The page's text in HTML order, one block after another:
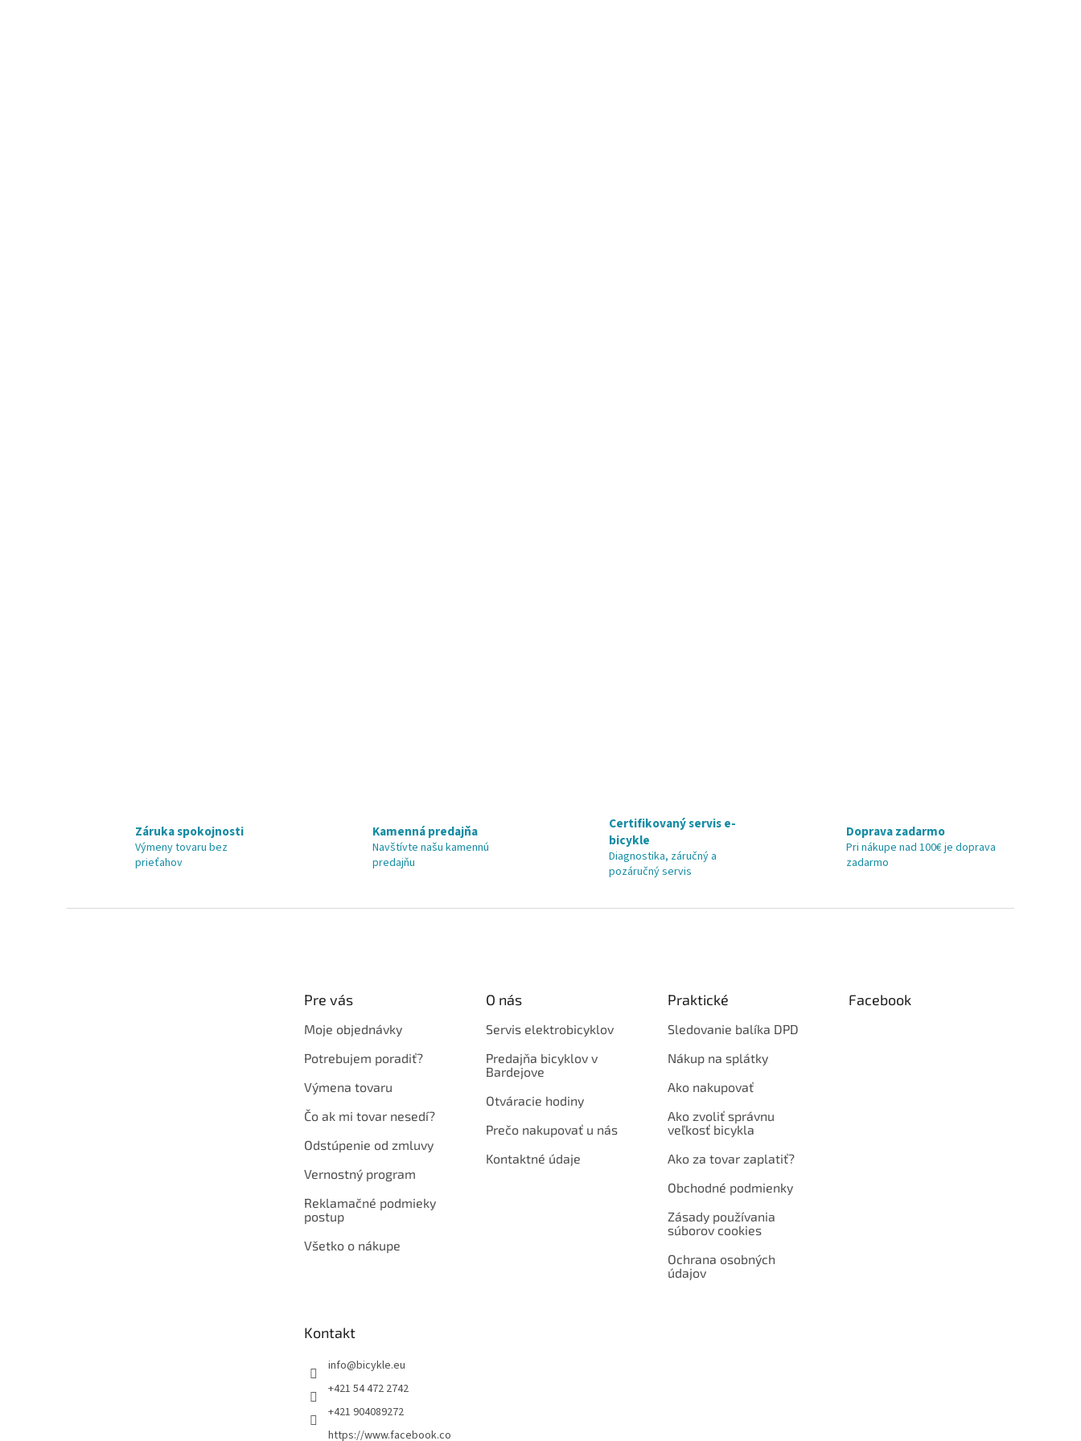
Záruka spokojnosti
Výmeny tovaru bez
prieťahov
Kamenná predajňa
Navštívte našu kamennú
predajňu
Certifikovaný servis e-
bicykle
Diagnostika, záručný a
pozáručný servis
Doprava zadarmo
Pri nákupe nad 100€ je doprava
zadarmo
Pre vás
Moje objednávky
Potrebujem poradiť?
Výmena tovaru
Čo ak mi tovar nesedí?
Odstúpenie od zmluvy
Vernostný program
Reklamačné podmieky
postup
Všetko o nákupe
O nás
Servis elektrobicyklov
Predajňa bicyklov v
Bardejove
Otváracie hodiny
Prečo nakupovať u nás
Kontaktné údaje
Praktické
Sledovanie balíka DPD
Nákup na splátky
Ako nakupovať
Ako zvoliť správnu
veľkosť bicykla
Ako za tovar zaplatiť?
Obchodné podmienky
Zásady používania
súborov cookies
Ochrana osobných
údajov
Facebook
Kontakt
info@bicykle.eu
+421 54 472 2742
+421 904089272
https://www.facebook.co